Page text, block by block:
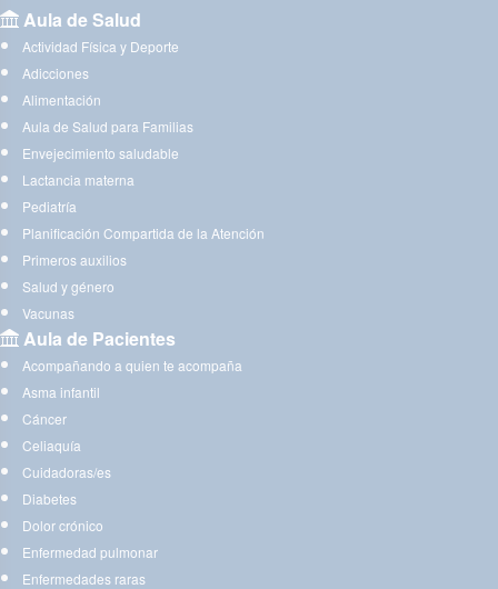
Aula de Salud
Actividad Física y Deporte
Adicciones
Alimentación
Aula de Salud para Familias
Envejecimiento saludable
Lactancia materna
Pediatría
Planificación Compartida de la Atención
Primeros auxilios
Salud y género
Vacunas
Aula de Pacientes
Acompañando a quien te acompaña
Asma infantil
Cáncer
Celiaquía
Cuidadoras/es
Diabetes
Dolor crónico
Enfermedad pulmonar
Enfermedades raras